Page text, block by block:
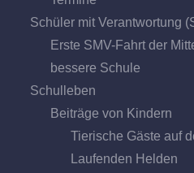
Schüler mit Verantwortung
Erste SMV-Fahrt der
bessere Schule
Schulleben
Beiträge von Kindern
Tierische Gäste auf
Laufenden Helden